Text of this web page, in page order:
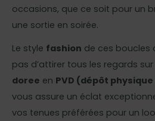
occasions, que ce soit pour un
une sortie en soirée.
Le style fashion de ces boucles
pas d’attirer tous les regards
doree en PVD (dépôt
vous assure un éclat
vos tenues préférées pour un